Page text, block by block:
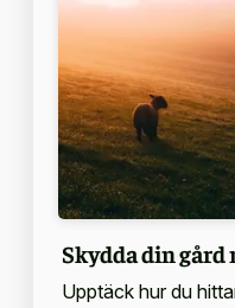
Skydda din
Upptäck hur du